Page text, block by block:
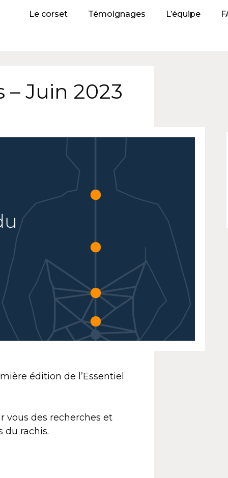
Le corset Témoignages L’équipe
– Juin 2023
édition de l’Essentiel
vous des recherches et
du rachis.